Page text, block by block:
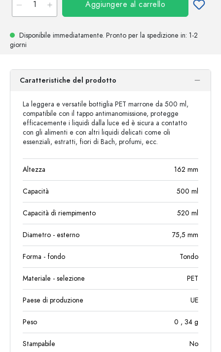
Aggiungere al carrello
Disponibile immediatamente. Pronto per la spedizione in: 1-2
giorni
Caratteristiche del prodotto
La leggera e versatile bottiglia PET marrone da 500 ml,
compatibile con il tappo antimanomissione, protegge
efficacemente i liquidi dalla luce ed è sicura a contatto
con gli alimenti e con altri liquidi delicati come oli
essenziali, estratti, fiori di Bach, profumi, ecc.
Altezza 162 mm
Capacità 500 ml
Capacità di riempimento 520 ml
Diametro - esterno 75,5 mm
Forma - fondo Tondo
Materiale - selezione PET
Paese di produzione UE
Peso 0 , 34 g
Stampabile No